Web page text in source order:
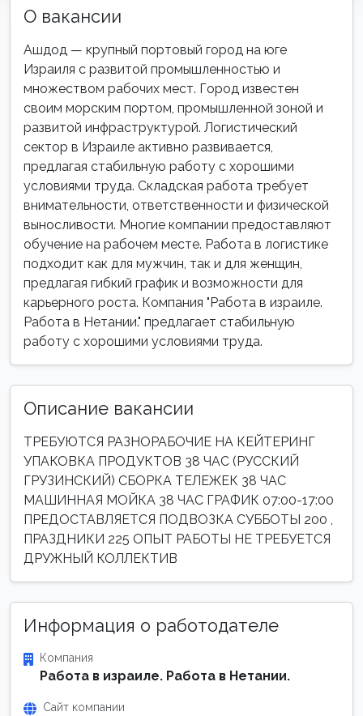
О вакансии
Ашдод — крупный портовый город на юге
Израиля с развитой промышленностью и
множеством рабочих мест. Город известен
своим морским портом, промышленной зоной и
развитой инфраструктурой. Логистический
сектор в Израиле активно развивается,
предлагая стабильную работу с хорошими
условиями труда. Складская работа требует
внимательности, ответственности и физической
выносливости. Многие компании предоставляют
обучение на рабочем месте. Работа в логистике
подходит как для мужчин, так и для женщин,
предлагая гибкий график и возможности для
карьерного роста. Компания "Работа в израиле.
Работа в Нетании." предлагает стабильную
работу с хорошими условиями труда.
Описание вакансии
ТРЕБУЮТСЯ РАЗНОРАБОЧИЕ НА КЕЙТЕРИНГ
УПАКОВКА ПРОДУКТОВ 38 ЧАС (РУССКИЙ
ГРУЗИНСКИЙ) СБОРКА ТЕЛЕЖЕК 38 ЧАС
МАШИННАЯ МОЙКА 38 ЧАС ГРАФИК 07:00-17:00
ПРЕДОСТАВЛЯЕТСЯ ПОДВОЗКА СУББОТЫ 200 ,
ПРАЗДНИКИ 225 ОПЫТ РАБОТЫ НЕ ТРЕБУЕТСЯ
ДРУЖНЫЙ КОЛЛЕКТИВ
Информация о работодателе
Компания
Работа в израиле. Работа в Нетании.
Сайт компании